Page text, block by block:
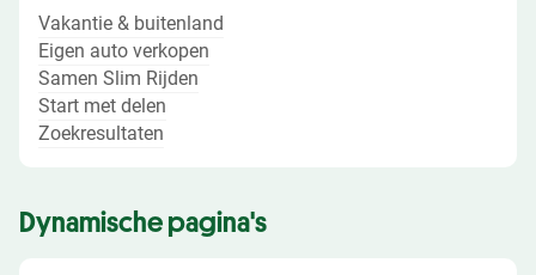
Vakantie & buitenland
Eigen auto verkopen
Samen Slim Rijden
Start met delen
Zoekresultaten
Dynamische pagina's